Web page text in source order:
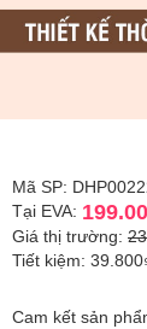
Mã SP:
Tại EVA:
Giá thị trường:
Tiết kiệm:
Cam kết sản